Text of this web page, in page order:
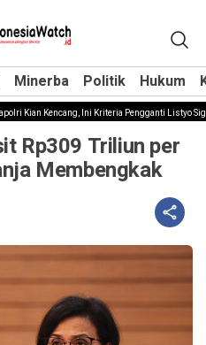
Minerba Politik Hukum
Minerba Politik Hukum
Kian Kencang, Ini Kriteria Pengganti Listyo Sigit
Rp309 Triliun per
Membengkak